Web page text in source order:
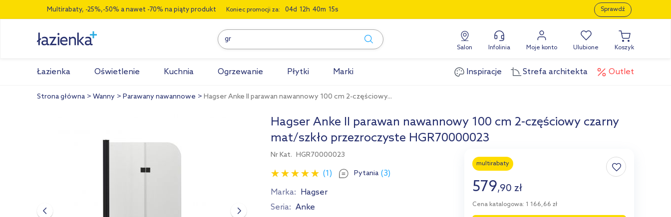
Multirabaty, -25%,-50% a nawet -70% na piąty produkt Koniec promocji za: 04 12 40 14 Sprawdź
Salon Infolinia Moje konto Ulubione Koszyk
Łazienka Oświetlenie Kuchnia Ogrzewanie Płytki Marki Inspiracje Strefa architekta Outlet
Strona główna Wanny Parawany nawannowe Hagser Anke II parawan nawannowy 100 cm 2-częściowy...
Hagser Anke II parawan nawannowy 100 cm 2-częściowy czarny
mat/szkło przezroczyste HGR70000023
Nr Kat. HGR70000023
(1) Pytania (3)
Marka: Hagser
Seria: Anke
multirabaty
579,90 zł
Cena katalogowa: 1 166,66 zł